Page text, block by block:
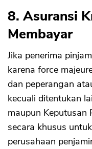
8. Asuransi
Membayar
Jika penerima
karena force
dan peperangan
kecuali ditentukan
maupun Keputusan
secara khusus
perusahaan